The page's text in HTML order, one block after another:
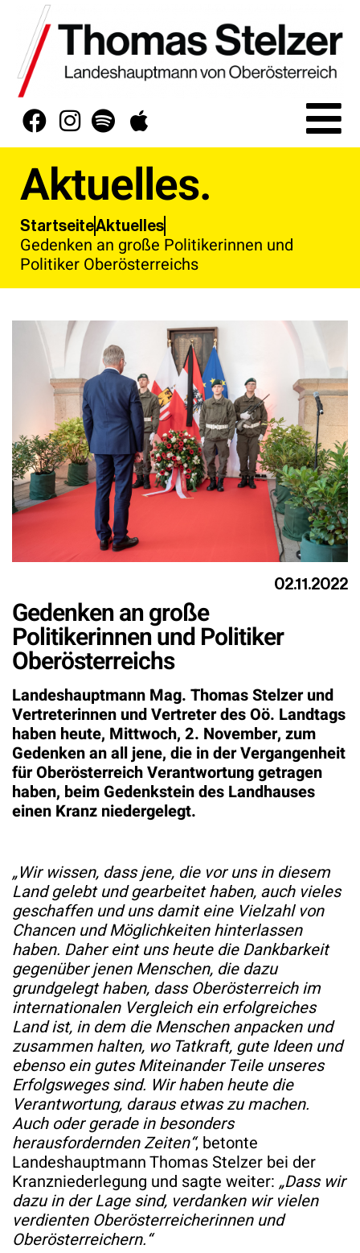
Aktuelles.
StartseiteAktuelles
Gedenken an große Politikerinnen und
Politiker Oberösterreichs
02.11.2022
Gedenken an große
Politikerinnen und Politiker
Oberösterreichs
Landeshauptmann Mag. Thomas Stelzer und
Vertreterinnen und Vertreter des Oö. Landtags
haben heute, Mittwoch, 2. November, zum
Gedenken an all jene, die in der Vergangenheit
für Oberösterreich Verantwortung getragen
haben, beim Gedenkstein des Landhauses
einen Kranz niedergelegt.
„Wir wissen, dass jene, die vor uns in diesem
Land gelebt und gearbeitet haben, auch vieles
geschaffen und uns damit eine Vielzahl von
Chancen und Möglichkeiten hinterlassen
haben. Daher eint uns heute die Dankbarkeit
gegenüber jenen Menschen, die dazu
grundgelegt haben, dass Oberösterreich im
internationalen Vergleich ein erfolgreiches
Land ist, in dem die Menschen anpacken und
zusammen halten, wo Tatkraft, gute Ideen und
ebenso ein gutes Miteinander Teile unseres
Erfolgsweges sind. Wir haben heute die
Verantwortung, daraus etwas zu machen.
Auch oder gerade in besonders
herausfordernden Zeiten“, betonte
Landeshauptmann Thomas Stelzer bei der
Kranzniederlegung und sagte weiter: „Dass wir
dazu in der Lage sind, verdanken wir vielen
verdienten Oberösterreicherinnen und
Oberösterreichern.“